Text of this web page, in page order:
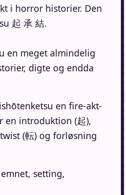
i horror historier. Den
起 承 結.
en meget almindelig
digte og endda
en fire-akt-
en introduktion (起),
(転) og forløsning
setting,